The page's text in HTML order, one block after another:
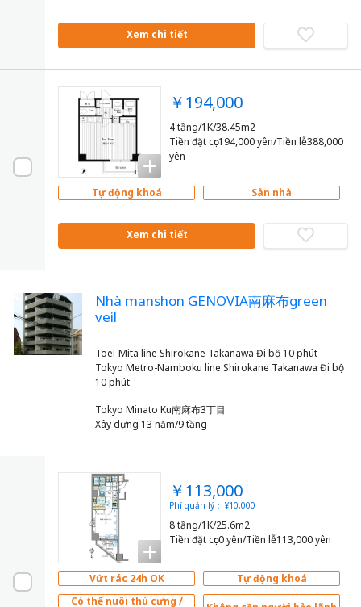
Xem chi tiết
￥194,000
4 tầng/1K/38.45m2
Tiền đặt cọc194,000 yên/Tiền lễ388,000
yên
Tự động khoá Sàn nhà
Xem chi tiết
Nhà manshon GENOVIA南麻布green
veil
Toei-Mita line Shirokane Takanawa Đi bộ 10 phút
Tokyo Metro-Namboku line Shirokane Takanawa Đi bộ
Tokyo Minato Ku南麻布3丁目
Xây dựng 13 năm/9 tầng
￥113,000
Phí quản lý： ¥10,000
8 tầng/1K/25.6m2
Tiền đặt cọc0 yên/Tiền lễ113,000 yên
Vứt rác 24h OK
Tự động khoá
Có thể nuôi thú cưng /